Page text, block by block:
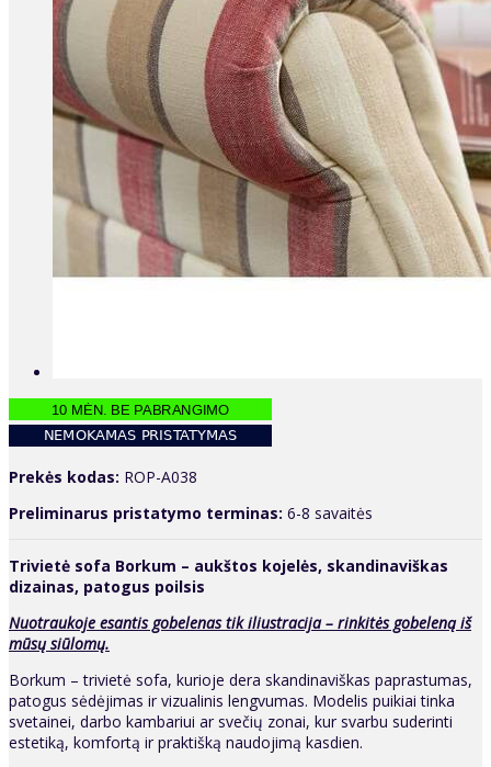
Prekės kodas: ROP-A038
Preliminarus pristatymo terminas: 6-8 savaitės
Trivietė sofa Borkum – aukštos kojelės, skandinaviškas
dizainas, patogus poilsis
Nuotraukoje esantis gobelenas tik iliustracija – rinkitės gobeleną iš
mūsų siūlomų.
Borkum – trivietė sofa, kurioje dera skandinaviškas paprastumas,
patogus sėdėjimas ir vizualinis lengvumas. Modelis puikiai tinka
svetainei, darbo kambariui ar svečių zonai, kur svarbu suderinti
estetiką, komfortą ir praktišką naudojimą kasdien.